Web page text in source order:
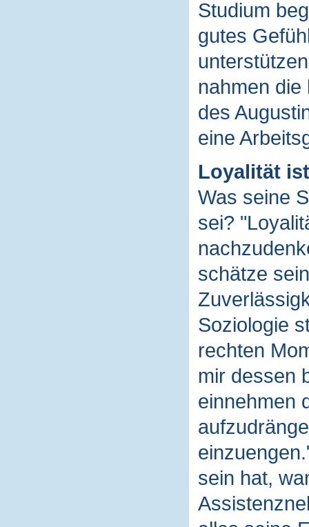
Studium
gutes
nahmen
des
eine
Loyalität
Was seine
sei?
schätze
Soziologie
rechten
mir dessen
einnehmen
sein hat,